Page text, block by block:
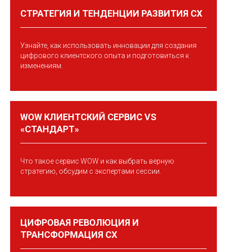
СТРАТЕГИЯ И ТЕНДЕНЦИИ РАЗВИТИЯ СХ
Узнайте, как использовать инновации для создания
цифрового клиентского опыта и подготовиться к
изменениям.
WOW КЛИЕНТСКИЙ СЕРВИС VS
«СТАНДАРТ»
Что такое сервис WOW и как выбрать верную
стратегию, обсудим с экспертами сессии.
ЦИФРОВАЯ РЕВОЛЮЦИЯ И
ТРАНСФОРМАЦИЯ СХ